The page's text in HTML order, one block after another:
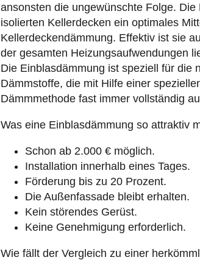
ansonsten die ungewünschte Folge.
isolierten Kellerdecken ein optimales
Kellerdeckendämmung. Effektiv ist sie
der gesamten Heizungsaufwendungen
Die Einblasdämmung ist speziell für die
Dämmstoffe, die mit Hilfe einer
Dämmmethode fast immer vollständig
Was eine Einblasdämmung so attraktiv
Schon ab 2.000 € möglich.
Installation innerhalb eines Tages.
Förderung bis zu 20 Prozent.
Die Außenfassade bleibt erhalten.
Kein störendes Gerüst.
Keine Genehmigung erforderlich.
Wie fällt der Vergleich zu einer